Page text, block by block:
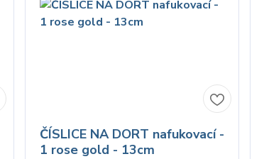
ČÍSLICE NA DORT nafukovací -
1 rose gold - 13cm